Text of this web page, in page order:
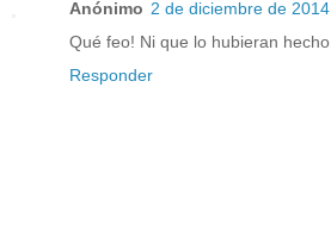
Anónimo 2 de diciembre de
Qué feo! Ni que lo hubieran
Responder